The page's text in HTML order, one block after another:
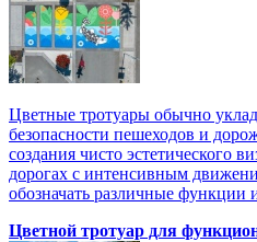
Цветные тротуары обычно
безопасности пешеходов и
создания чисто эстетического
дорогах с интенсивным
обозначать различные функции
Цветной тротуар для